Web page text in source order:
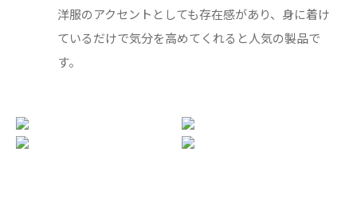
洋服のアクセントとしても存在感があり、身に着け
ているだけで気分を高めてくれると人気の製品で
す。